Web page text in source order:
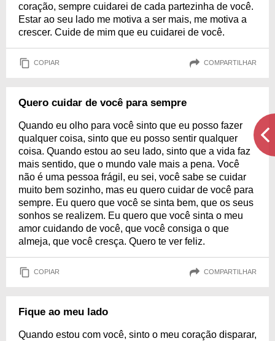
coração, sempre cuidarei de cada partezinha de você.
Estar ao seu lado me motiva a ser mais, me motiva a
crescer. Cuide de mim que eu cuidarei de você.
COPIAR COMPARTILHAR
Quero cuidar de você para sempre
Quando eu olho para você sinto que eu posso fazer
qualquer coisa, sinto que eu posso sentir qualquer
coisa. Quando estou ao seu lado, sinto que a vida faz
mais sentido, que o mundo vale mais a pena. Você
não é uma pessoa frágil, eu sei, você sabe se cuidar
muito bem sozinho, mas eu quero cuidar de você para
sempre. Eu quero que você se sinta bem, que os seus
sonhos se realizem. Eu quero que você sinta o meu
amor cuidando de você, que você consiga o que
almeja, que você cresça. Quero te ver feliz.
COPIAR COMPARTILHAR
Fique ao meu lado
Quando estou com você, sinto o meu coração disparar,